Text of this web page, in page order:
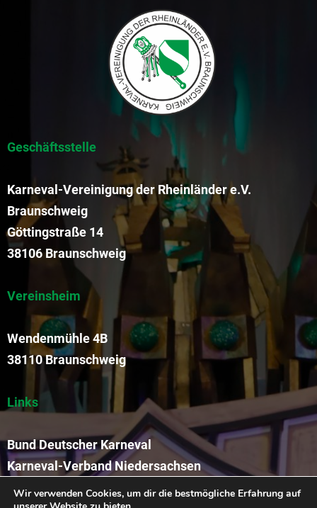
Geschäftsstelle
Karneval-Vereinigung der Rheinländer e.V.
Braunschweig
Göttingstraße 14
38106 Braunschweig
Vereinsheim
Wendenmühle 4B
38110 Braunschweig
Links
Bund Deutscher Karneval
Karneval-Verband Niedersachsen
Funkengarde der KVR
Wir verwenden Cookies, um dir die bestmögliche Erfahrung auf